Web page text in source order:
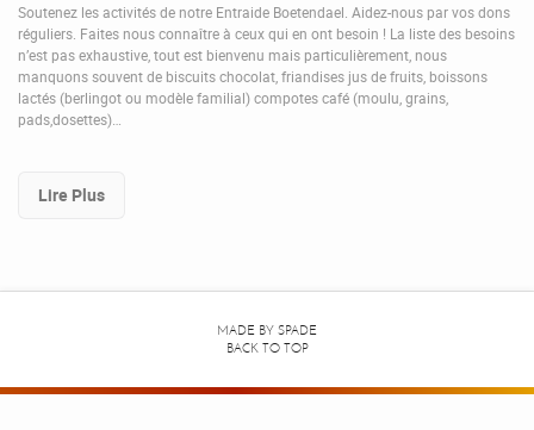
Soutenez les activités de notre Entraide Boetendael. Aidez-nous par vos dons
réguliers. Faites nous connaître à ceux qui en ont besoin ! La liste des besoins
n’est pas exhaustive, tout est bienvenu mais particulièrement, nous
manquons souvent de biscuits chocolat, friandises jus de fruits, boissons
lactés (berlingot ou modèle familial) compotes café (moulu, grains,
pads,dosettes)…
Lire Plus
MADE BY SPADE
BACK TO TOP